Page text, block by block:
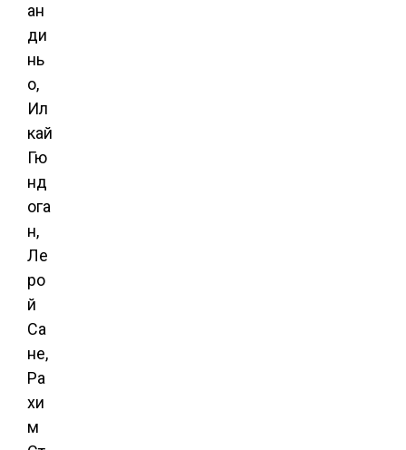
ан
ди
нь
о,
Ил
кай
Гю
нд
ога
н,
Ле
ро
й
Са
не,
Ра
хи
м